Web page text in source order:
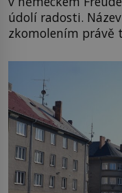
údolí radosti.
zkomolením právě